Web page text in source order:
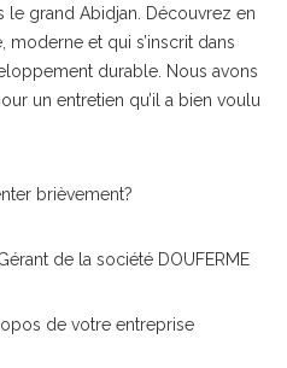
le grand Abidjan. Découvrez en
moderne et qui s’inscrit dans
durable. Nous avons
un entretien qu’il a bien voulu
brièvement?
de la société DOUFERME
de votre entreprise